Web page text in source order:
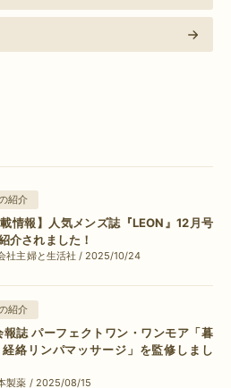
紹介
載情報】人気メンズ誌『LEON』12月号
介されました！
社主婦と生活社 / 2025/10/24
紹介
報誌 パーフェクトワン・ワンモア「暮
絡リンパマッサージ」を監修しまし
製薬 / 2025/08/15